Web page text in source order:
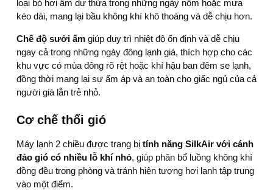
loại bỏ hơi ẩm dư thừa trong những ngày nồm hoặc mưa
kéo dài, mang lại bầu không khí khô thoáng và dễ chịu hơn.
Chế độ sưởi ấm giúp duy trì nhiệt độ ổn định và dễ chịu
ngay cả trong những ngày đông lạnh giá, thích hợp cho các
khu vực có mùa đông rõ rệt hoặc khí hậu ban đêm se lạnh,
đồng thời mang lại sự ấm áp và an toàn cho giấc ngủ của cả
người già lẫn trẻ nhỏ.
Cơ chế thổi gió
Máy lạnh 2 chiều được trang bị tính năng SilkAir với cánh
đảo gió có nhiều lỗ khí nhỏ, giúp phân bổ luồng không khí
đồng đều trong phòng và tránh hiện tượng hơi lạnh tập trung
vào một điểm.